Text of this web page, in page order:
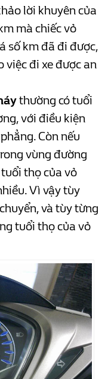
lời khuyên của
mà chiếc vỏ
số km đã đi được,
việc đi xe được an
thường có tuổi
với điều kiện
Còn nếu
vùng đường
thọ của vỏ
Vì vậy tùy
và tùy từng
tuổi thọ của vỏ